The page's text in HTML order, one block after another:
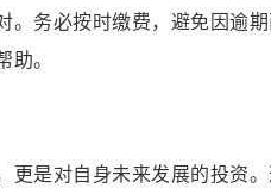
务必按时缴费，避免因逾
。
是对自身未来发展的投资